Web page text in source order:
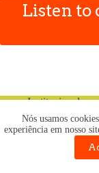
Nós usamos
experiência em nosso
Listen to
Institucional
Our Mission
Contact
Booklets